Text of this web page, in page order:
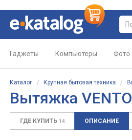
Гаджеты Компьютеры Фото
Каталог / Крупная бытовая техника /
Вытяжка
ГДЕ КУПИТЬ 14 ОПИСАНИЕ